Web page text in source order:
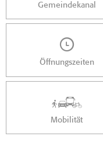
Gemeindekanal
Öffnungszeiten
Mobilität